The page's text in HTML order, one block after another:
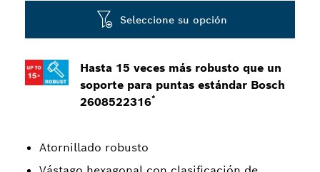
Hasta 15 veces más robusto que un
soporte para puntas estándar Bosch
2608522316*
Atornillado robusto
Seleccione su opción